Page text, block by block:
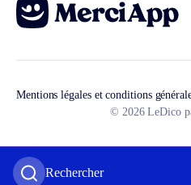
Rechercher
Mentions légales et conditions
© 2026 LeDico